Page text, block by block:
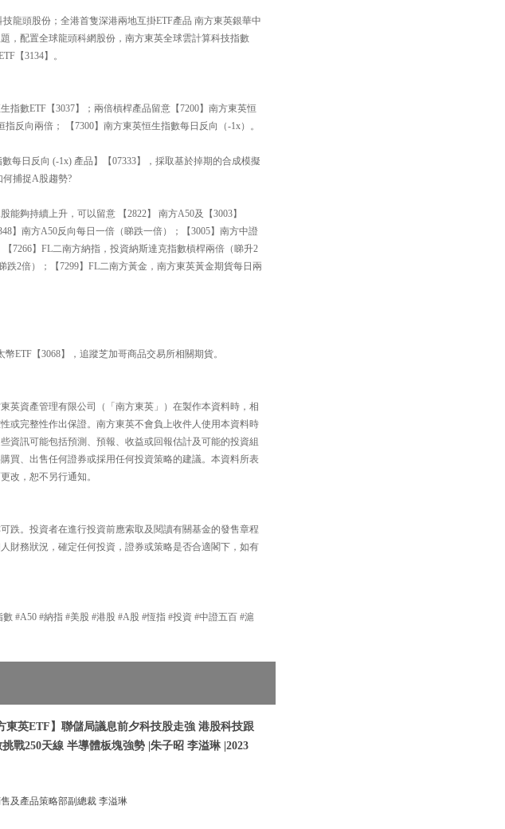
龍頭股份；全港首隻深港兩地互掛ETF產品 南方東英銀華中
，配置全球龍頭科網股份，南方東英全球雲計算科技指數
【3134】。
指數ETF【3037】；兩倍槓桿產品留意【7200】南方東英恒
反向兩倍； 【7300】南方東英恒生指數每日反向（-1x）。
每日反向 (-1x) 產品】【07333】，採取基於掉期的合成模擬
捕捉A股趨勢?
夠持續上升，可以留意 【2822】 南方A50及【3003】
】南方A50反向每日一倍（睇跌一倍）；【3005】南方中證
7266】FL二南方納指，投資納斯達克指數槓桿兩倍（睇升2
2倍）；【7299】FL二南方黃金，南方東英黃金期貨每日兩
ETF【3068】，追蹤芝加哥商品交易所相關期貨。
英資產管理有限公司（「南方東英」）在製作本資料時，相
或完整性作出保證。南方東英不會負上收件人使用本資料時
資訊可能包括預測、預報、收益或回報估計及可能的投資組
買、出售任何證券或採用任何投資策略的建議。本資料所表
改，恕不另行通知。
跌。投資者在進行投資前應索取及閱讀有關基金的發售章程
財務狀況，確定任何投資，證券或策略是否合適閣下，如有
#A50 #納指 #美股 #港股 #A股 #恆指 #投資 #中證五百 #滬
東英ETF】聯儲局議息前夕科技股走強 港股科技跟
戰250天線 半導體板塊強勢 |朱子昭 李溢琳 |2023
及產品策略部副總裁 李溢琳